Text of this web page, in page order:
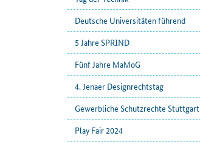
Deutsche Universitäten führend
5 Jahre SPRIND
Fünf Jahre MaMoG
4. Jenaer Designrechtstag
Gewerbliche Schutzrechte Stuttgart
Play Fair 2024